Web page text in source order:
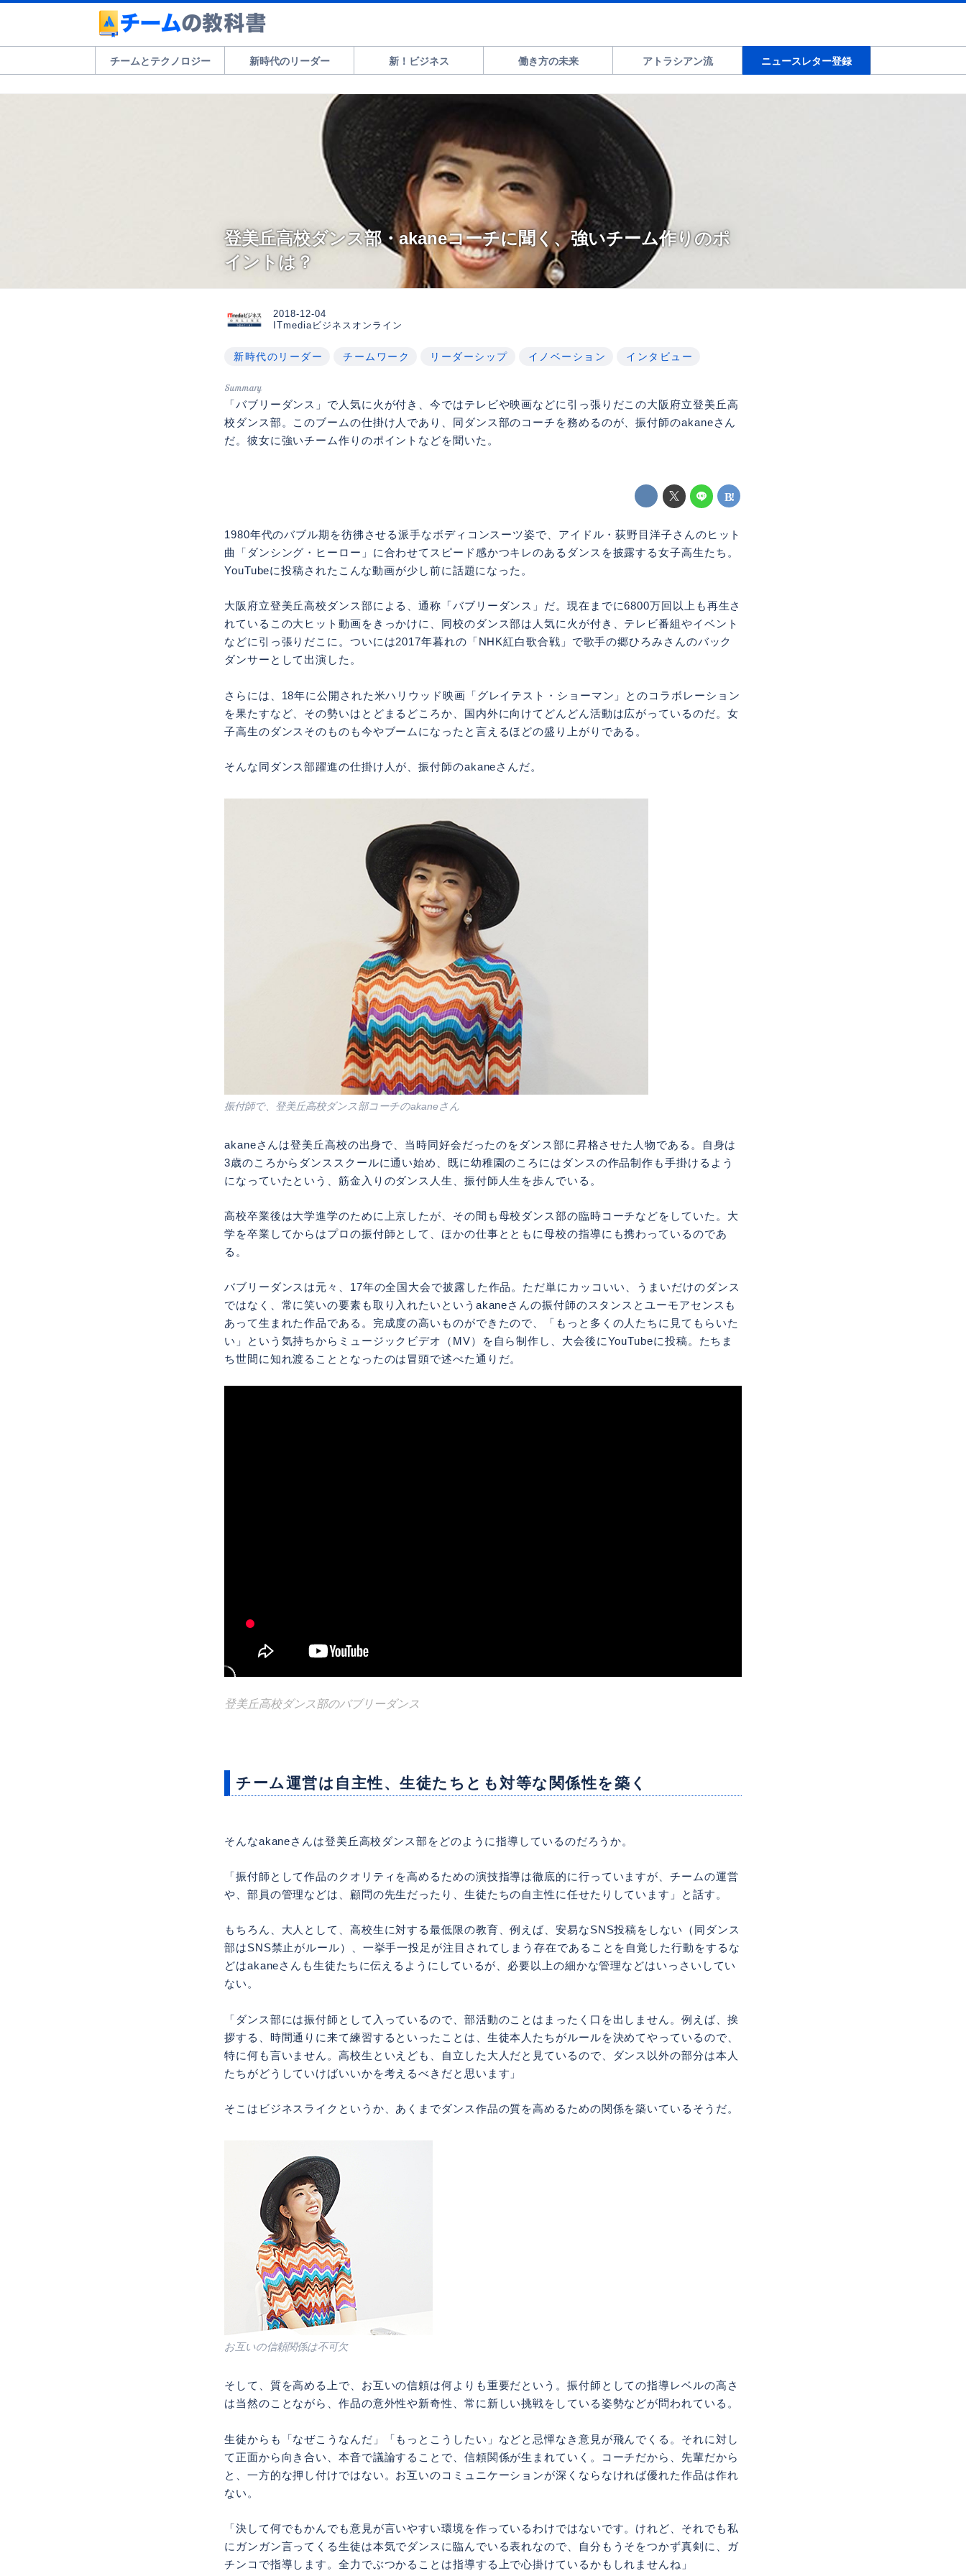
チームとテクノロジー 新時代のリーダー 新！ビジネス 働き方の未来 アトラシアン流 ニュースレター登録
登美丘高校ダンス部・akaneコーチに聞く、強いチーム作りのポ
イントは？
2018-12-04
ITmediaビジネスオンライン
新時代のリーダー チームワーク リーダーシップ イノベーション インタビュー
「バブリーダンス」で人気に火が付き、今ではテレビや映画などに引っ張りだこの大阪府立登美丘高
校ダンス部。このブームの仕掛け人であり、同ダンス部のコーチを務めるのが、振付師のakaneさん
だ。彼女に強いチーム作りのポイントなどを聞いた。
1980年代のバブル期を彷彿させる派手なボディコンスーツ姿で、アイドル・荻野目洋子さんのヒット
曲「ダンシング・ヒーロー」に合わせてスピード感かつキレのあるダンスを披露する女子高生たち。
YouTubeに投稿されたこんな動画が少し前に話題になった。
大阪府立登美丘高校ダンス部による、通称「バブリーダンス」だ。現在までに6800万回以上も再生さ
れているこの大ヒット動画をきっかけに、同校のダンス部は人気に火が付き、テレビ番組やイベント
などに引っ張りだこに。ついには2017年暮れの「NHK紅白歌合戦」で歌手の郷ひろみさんのバック
ダンサーとして出演した。
さらには、18年に公開された米ハリウッド映画「グレイテスト・ショーマン」とのコラボレーション
を果たすなど、その勢いはとどまるどころか、国内外に向けてどんどん活動は広がっているのだ。女
子高生のダンスそのものも今やブームになったと言えるほどの盛り上がりである。
そんな同ダンス部躍進の仕掛け人が、振付師のakaneさんだ。
振付師で、登美丘高校ダンス部コーチのakaneさん
akaneさんは登美丘高校の出身で、当時同好会だったのをダンス部に昇格させた人物である。自身は
3歳のころからダンススクールに通い始め、既に幼稚園のころにはダンスの作品制作も手掛けるよう
になっていたという、筋金入りのダンス人生、振付師人生を歩んでいる。
高校卒業後は大学進学のために上京したが、その間も母校ダンス部の臨時コーチなどをしていた。大
学を卒業してからはプロの振付師として、ほかの仕事とともに母校の指導にも携わっているのであ
る。
バブリーダンスは元々、17年の全国大会で披露した作品。ただ単にカッコいい、うまいだけのダンス
ではなく、常に笑いの要素も取り入れたいというakaneさんの振付師のスタンスとユーモアセンスも
あって生まれた作品である。完成度の高いものができたので、「もっと多くの人たちに見てもらいた
い」という気持ちからミュージックビデオ（MV）を自ら制作し、大会後にYouTubeに投稿。たちま
ち世間に知れ渡ることとなったのは冒頭で述べた通りだ。
登美丘高校ダンス部のバブリーダンス
チーム運営は自主性、生徒たちとも対等な関係性を築く
そんなakaneさんは登美丘高校ダンス部をどのように指導しているのだろうか。
「振付師として作品のクオリティを高めるための演技指導は徹底的に行っていますが、チームの運営
や、部員の管理などは、顧問の先生だったり、生徒たちの自主性に任せたりしています」と話す。
もちろん、大人として、高校生に対する最低限の教育、例えば、安易なSNS投稿をしない（同ダンス
部はSNS禁止がルール）、一挙手一投足が注目されてしまう存在であることを自覚した行動をするな
どはakaneさんも生徒たちに伝えるようにしているが、必要以上の細かな管理などはいっさいしてい
ない。
「ダンス部には振付師として入っているので、部活動のことはまったく口を出しません。例えば、挨
拶する、時間通りに来て練習するといったことは、生徒本人たちがルールを決めてやっているので、
特に何も言いません。高校生といえども、自立した大人だと見ているので、ダンス以外の部分は本人
たちがどうしていけばいいかを考えるべきだと思います」
そこはビジネスライクというか、あくまでダンス作品の質を高めるための関係を築いているそうだ。
お互いの信頼関係は不可欠
そして、質を高める上で、お互いの信頼は何よりも重要だという。振付師としての指導レベルの高さ
は当然のことながら、作品の意外性や新奇性、常に新しい挑戦をしている姿勢などが問われている。
生徒からも「なぜこうなんだ」「もっとこうしたい」などと忌憚なき意見が飛んでくる。それに対し
て正面から向き合い、本音で議論することで、信頼関係が生まれていく。コーチだから、先輩だから
と、一方的な押し付けではない。お互いのコミュニケーションが深くならなければ優れた作品は作れ
ない。
「決して何でもかんでも意見が言いやすい環境を作っているわけではないです。けれど、それでも私
にガンガン言ってくる生徒は本気でダンスに臨んでいる表れなので、自分もうそをつかず真剣に、ガ
チンコで指導します。全力でぶつかることは指導する上で心掛けているかもしれませんね」